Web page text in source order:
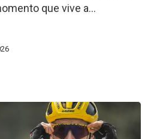
que vive a…